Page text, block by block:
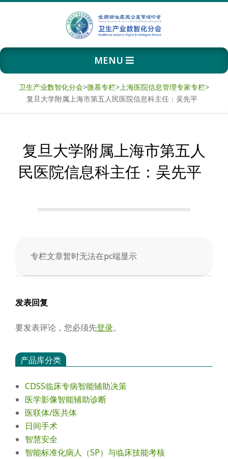
卫
生
产
数
智
会
Primary
Navigation
MENU
卫生产业数智化分会>微慕专栏>上海医院信息管理专家专栏>
复旦大学附属上海市第五人民医院信息科主任：吴先平
复旦大学附属上海市第五人
民医院信息科主任：吴先平
专栏文章暂时无法在pc端显示
2025-
02
发表回复
要发表评论，您必须先登录。
产品库分类
CDSS临床专病智能辅助决策
医学影像智能辅助诊断
医联体/医共体
日间手术
智慧安全
智能标准化病人（SP）与临床技能考核